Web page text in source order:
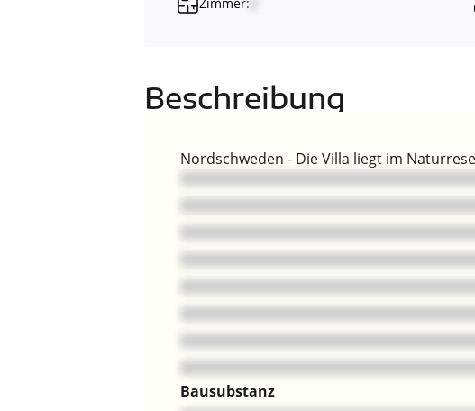
Zimmer:
Beschreibung
Nordschweden - Die Villa liegt im
Bausubstanz